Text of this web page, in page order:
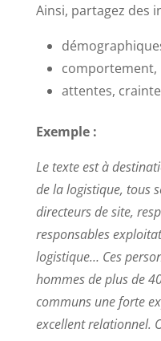
Ainsi, partagez des
comportement,
attentes,
Exemple :
Le texte est à
de la logistique, tous
directeurs de site,
responsables
logistique… Ces
hommes de plus de
communs une forte
excellent relationnel.